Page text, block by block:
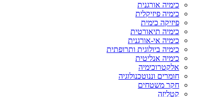
כימיה אורגנית
כימיה פיזיקלית
פיזיקה כימית
כימיה תיאורטית
כימיה אי-אורגנית
כימיה ביולוגית ותרופתית
כימיה אנליטית
אלקטרוכימיה
חומרים וננוטכנולוגיה
חקר משטחים
קטליזה